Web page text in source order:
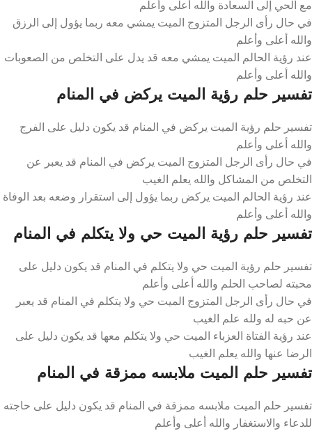
مع الحي إلى السعادة والله أعلى وأعلم
في حال رأى الرجل المتزوج الميت يمشي معه ربما يؤول إلى الرزق
والله أعلى وأعلم
عند رؤية الحالم الميت يمشي معه قد يدل على التخلص من الصعوبات
والله أعلى وأعلم
تفسير حلم رؤية الميت يركض في المنام
تفسير حلم رؤية الميت يركض في المنام قد يكون دليل على الفرج
والله أعلى وأعلم
في حال رأى الرجل المتزوج الميت يركض في المنام قد يعبر عن
التخلص من المشاكل والله يعلم الغيب
عند رؤية الحالم الميت يركض ربما يؤول إلى استقرار وضعه بعد الوفاة
والله أعلى وأعلم
تفسير حلم رؤية الميت حي ولا يتكلم في المنام
تفسير حلم رؤية الميت حي ولا يتكلم في المنام قد يكون دليل على
محبته لصاحب الحلم والله أعلى وأعلم
في حال رأى الرجل المتزوج الميت حي ولا يتكلم في المنام قد يعبر
عن حبه له ولله علم الغيب
عند رؤية الفتاة العزباء الميت حي ولا يتكلم معها قد يكون دليل على
الرضا عنها والله يعلم الغيب
تفسير حلم الميت ملابسه ممزقة في المنام
تفسير حلم الميت ملابسه ممزقة في المنام قد يكون دليل على حاجته
للدعاء والاستغفار والله أعلى وأعلم